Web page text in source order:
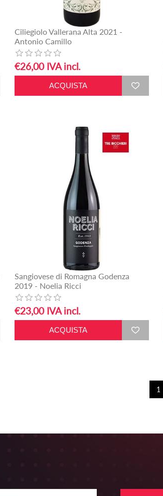
Ciliegiolo Vallerana Alta 2021 -
Antonio Camillo
€26,00 IVA incl.
Sangiovese di Romagna Godenza
2019 - Noelia Ricci
€23,00 IVA incl.
1